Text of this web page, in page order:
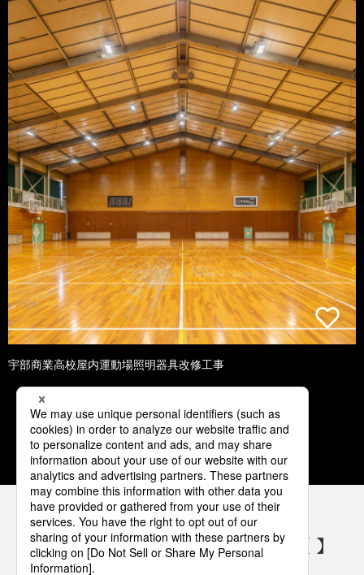
宇部商業高校屋内運動場照明器具改修工事
1 2 3 4 5
パナソニックの電気設備 SNSアカウント